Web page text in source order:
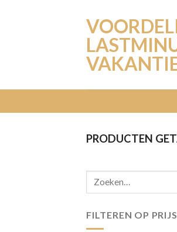
PRODUCTEN
FILTEREN OP PRIJS